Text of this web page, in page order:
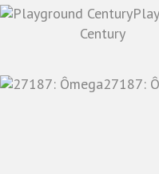
Century
27187: